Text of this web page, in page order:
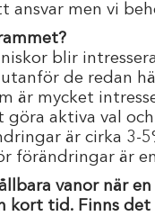
men vi
blir
de redan
är mycket
aktiva val
är cirka 3-
förändringar är
vanor när en
kort tid. Finns